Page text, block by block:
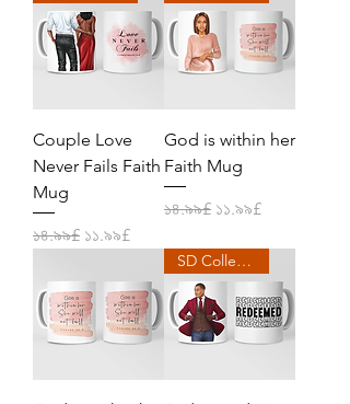
Couple Love
Never Fails Faith
Mug
Regular Price
১৪.৯৯£ Sale Price
১১.৯৯£
God is within her
Faith Mug
Regular Price
১৪.৯৯£ Sale Price
১১.৯৯£
SD Collection